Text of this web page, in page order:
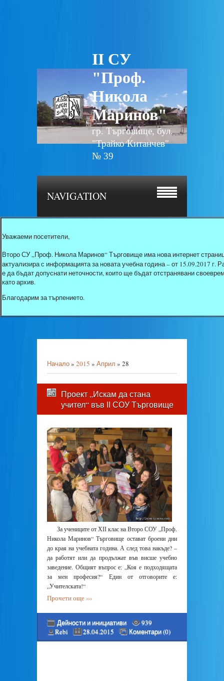
II СУ
"Проф.
Никола
Маринов"
гр. Търговище, бул.
"Трайко Китанчев"
№ 39
NAVIGATION
Уважаеми посетители,
Второ СУ „Проф. Никола Маринов“ Търговище има нова интернет
актуализира с информацията за новата учебна година – от 15.09.2017
е да бъдат допуснати неточности, които ще бъдат отстранявани
като архив.
Благодарим за търпението.
Начало» 2015 » Април » 28
Проект „Искам да стана
учител“ във ІІ СОУ Търговище
За учениците от ХІІ клас на Второ СОУ „Проф.
Никола Маринов“ Търговище остават броени дни
до края на учебната година. А след това накъде? –
да работят или да продължат във висше учебно
заведение. Общият въпрос е: „Коя е подходящата
за мен професия?“ Един от отговорите е:
„Учителската!“
Прочети още ›››
Дейности и инициативи
939
Rebi
28.04.2015 Коментари (0)